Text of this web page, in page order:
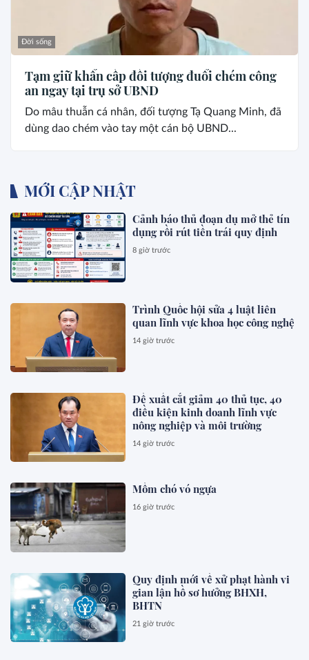
Đời sống
Tạm giữ khẩn cấp đối tượng đuổi chém công
an ngay tại trụ sở UBND
Do mâu thuẫn cá nhân, đối tượng Tạ Quang Minh, đã
dùng dao chém vào tay một cán bộ UBND...
MỚI CẬP NHẬT
Cảnh báo thủ đoạn dụ mở thẻ tín
dụng rồi rút tiền trái quy định
8 giờ trước
Trình Quốc hội sửa 4 luật liên
quan lĩnh vực khoa học công nghệ
14 giờ trước
Đề xuất cắt giảm 40 thủ tục, 40
điều kiện kinh doanh lĩnh vực
nông nghiệp và môi trường
14 giờ trước
Mồm chó vó ngựa
16 giờ trước
Quy định mới về xử phạt hành vi
gian lận hồ sơ hưởng BHXH,
BHTN
21 giờ trước